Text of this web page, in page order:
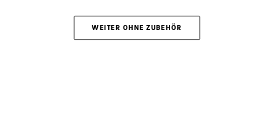
werden
WEITER OHNE ZUBEHÖR